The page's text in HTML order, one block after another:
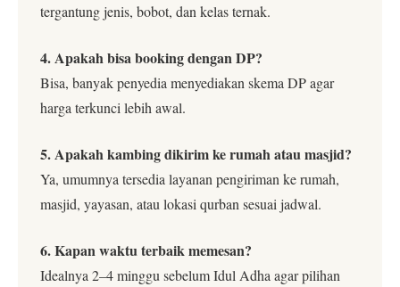
tergantung jenis, bobot, dan kelas ternak.
4. Apakah bisa booking dengan DP?
Bisa, banyak penyedia menyediakan skema DP agar
harga terkunci lebih awal.
5. Apakah kambing dikirim ke rumah atau masjid?
Ya, umumnya tersedia layanan pengiriman ke rumah,
masjid, yayasan, atau lokasi qurban sesuai jadwal.
6. Kapan waktu terbaik memesan?
Idealnya 2–4 minggu sebelum Idul Adha agar pilihan